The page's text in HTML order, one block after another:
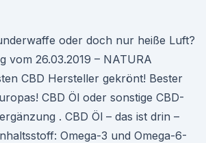
oder doch nur heiße Luft?
vom 26.03.2019 – NATURA
CBD Hersteller gekrönt! Bester
CBD Öl oder sonstige CBD-
. CBD Öl – das ist drin –
Omega-3 und Omega-6-